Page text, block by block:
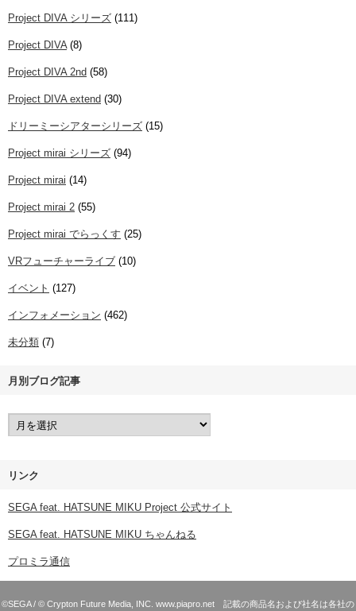
Project DIVA シリーズ (111)
Project DIVA (8)
Project DIVA 2nd (58)
Project DIVA extend (30)
ドリーミーシアターシリーズ (15)
Project mirai シリーズ (94)
Project mirai (14)
Project mirai 2 (55)
Project mirai でらっくす (25)
VRフューチャーライブ (10)
イベント (127)
インフォメーション (462)
未分類 (7)
月別ブログ記事
リンク
SEGA feat. HATSUNE MIKU Project 公式サイト
SEGA feat. HATSUNE MIKU ちゃんねる
プロミラ通信
©SEGA / © Crypton Future Media, INC. www.piapro.net 記載の商品名および社名は各社の